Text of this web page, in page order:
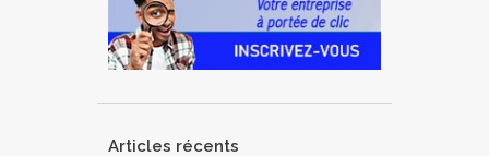
Articles récents